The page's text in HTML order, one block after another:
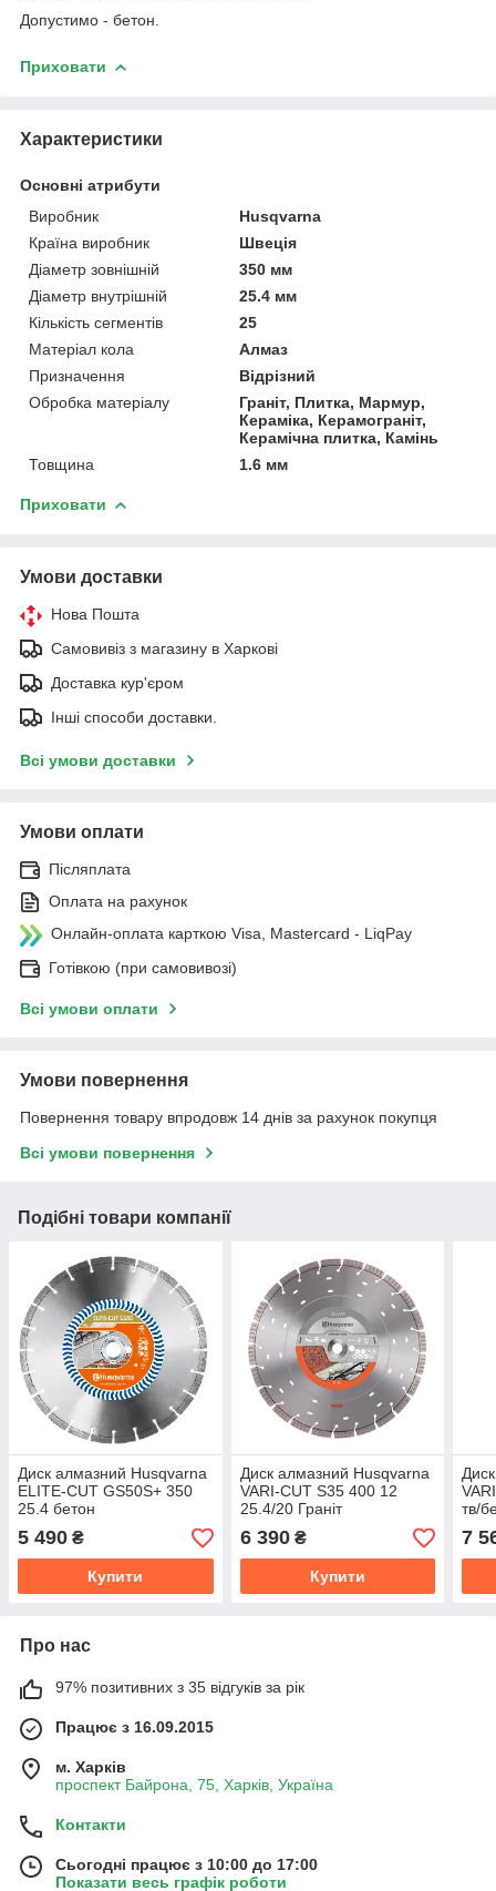
Допустимо - бетон.
Приховати
Характеристики
Основні атрибути
Виробник
Husqvarna
Країна виробник
Швеція
Діаметр зовнішній
350 мм
Діаметр внутрішній
25.4 мм
Кількість сегментів
25
Матеріал кола
Алмаз
Призначення
Відрізний
Обробка матеріалу
Граніт, Плитка, Мармур,
Кераміка, Керамограніт,
Керамічна плитка, Камінь
Товщина
1.6 мм
Приховати
Умови доставки
Нова Пошта
Самовивіз з магазину в Харкові
Доставка кур'єром
Інші способи доставки.
Всі умови доставки
Умови оплати
Післяплата
Оплата на рахунок
Онлайн-оплата карткою Visa, Mastercard - LiqPay
Готівкою (при самовивозі)
Всі умови оплати
Умови повернення
Повернення товару впродовж 14 днів за рахунок покупця
Всі умови повернення
Подібні товари компанії
Диск алмазний Husqvarna
ELITE-CUT GS50S+ 350
25.4 бетон
5 490 ₴
Купити
Диск алмазний Husqvarna
VARI-CUT S35 400 12
25.4/20 Граніт
6 390₴
Купити
тв/
7
Про нас
97% позитивних з 35 відгуків за рік
Працює з 16.09.2015
м. Харків
проспект Байрона, 75, Харків, Україна
Контакти
Сьогодні працює з 10:00 до 17:00
Показати весь графік роботи